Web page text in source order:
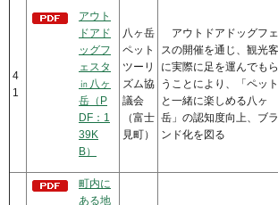
4
1
アウト
ドアド
ッグフ
ェスタ
㏌八ヶ
岳（P
DF：1
39K
B）
八ヶ岳
ペット
ツーリ
ズム協
議会
（富士
見町）
アウトドアドッグフェ
スの開催を通じ、観光客
に実際に足を運んでもら
うことにより、「ペット
と一緒に楽しめる八ヶ
岳」の認知度向上、ブラ
ンド化を図る
町内に
ある地